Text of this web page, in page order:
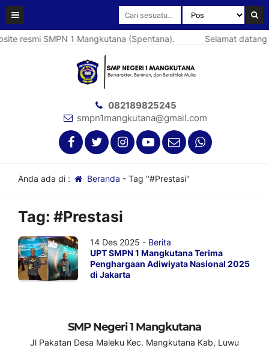
resmi SMPN 1 Mangkutana (Spentana). Selamat datang
082189825245
smpn1mangkutana@gmail.com
Anda ada di : Beranda - Tag "#Prestasi"
Tag: #Prestasi
14 Des 2025 - Berita
UPT SMPN 1 Mangkutana Terima
Penghargaan Adiwiyata Nasional 2025
di Jakarta
SMP Negeri 1 Mangkutana
Jl Pakatan Desa Maleku Kec. Mangkutana Kab, Luwu